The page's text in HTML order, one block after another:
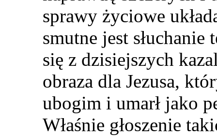
sprawy życiowe
smutne jest słuchanie
się z dzisiejszych
obraza dla Jezusa,
ubogim i umarł jako
Właśnie głoszenie